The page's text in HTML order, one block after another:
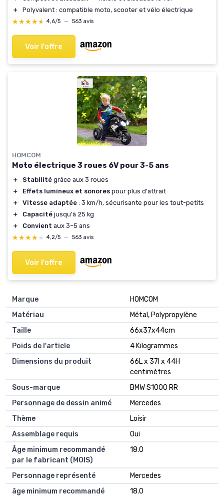
＋
Polyvalent : compatible moto, scooter et vélo électrique
★★★★★
★★★★★ 4,6/5 — 563 avis
Voir l'offre
HOMCOM
Moto électrique 3 roues 6V pour 3-5 ans
＋ Stabilité grâce aux 3 roues
＋
Effets lumineux et sonores pour plus d'attrait
＋
Vitesse adaptée : 3 km/h, sécurisante pour les tout-petits
＋
Capacité jusqu'à 25 kg
＋
Convient aux 3–5 ans
★★★★★
★★★★★ 4,2/5 — 563 avis
Voir l'offre
Marque
HOMCOM
Matériau
Métal, Polypropylène
Taille
66x37x44cm
Poids de l'article
4 Kilogrammes
Dimensions du produit
66L x 37l x 44H
centimètres
Sous-marque
BMW S1000 RR
Personnage de dessin animé
Mercedes
Thème
Loisir
Assemblage requis
Oui
Âge minimum recommandé
par le fabricant (MOIS)
18.0
Personnage représenté
Mercedes
âge minimum recommandé
18.0